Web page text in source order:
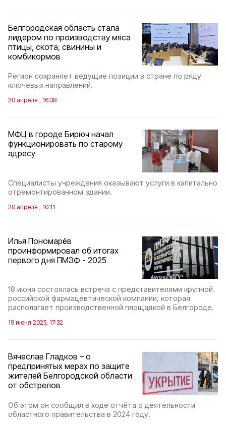
Белгородская область стала
лидером по производству мяса
птицы, скота, свинины и
комбикормов
Регион сохраняет ведущие позиции в стране по ряду
ключевых направлений.
20 апреля , 16:38
МФЦ в городе Бирюч начал
функционировать по старому
адресу
Специалисты учреждения оказывают услуги в капитально
отремонтированном здании.
20 апреля , 10:11
Илья Пономарёв
проинформировал об итогах
первого дня ПМЭФ - 2025
18 июня состоялась встреча с представителями крупной
российской фармацевтической компании, которая
располагает производственной площадкой в Белгороде.
19 июня 2025, 17:32
Вячеслав Гладков – о
предпринятых мерах по защите
жителей Белгородской области
от обстрелов
Об этом он сообщил в ходе отчёта о деятельности
областного правительства в 2024 году.